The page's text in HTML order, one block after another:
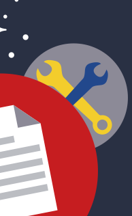
Турникет п/а SA-401-Курс100-
EM
Под заказ